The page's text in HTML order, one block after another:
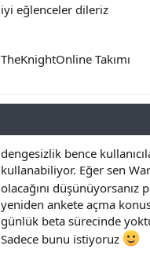
iyi eğlenceler dileriz
TheKnightOnline Takımı
dengesizlik bence
kullanabiliyor. Eğer sen
olacağını
yeniden ankete açma
günlük beta sürecinde
Sadece bunu istiyoruz